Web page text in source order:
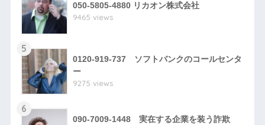
050-5805-4880 リカオン株式会社
9465 views
5
0120-919-737 ソフトバンクのコールセンタ
ー
9275 views
6
090-7009-1448 実在する企業を装う詐欺